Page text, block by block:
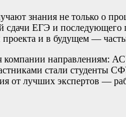
знания не только о
ЕГЭ и последующего
проекта и в будущем —
направлениям:
стали студенты
от лучших экспертов —